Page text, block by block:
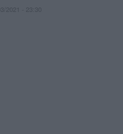
2021 - 23:30